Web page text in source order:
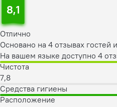
8,1
Отлично
Основано на 4 отзывах гостей
На вашем языке доступно 4
Чистота
7,8
Средства гигиены
Расположение